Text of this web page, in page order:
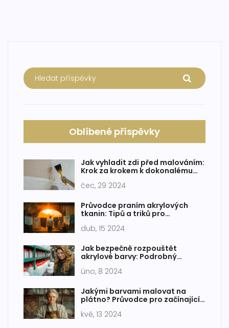
Oblíbené příspěvky
Jak vyhladit zdi před malováním:
Krok za krokem k dokonalému
čec, 29 2024
Průvodce praním akrylových
tkanin: Tipů a triků pro
dub, 15 2024
Jak bezpečně rozpouštět
akrylové barvy: Podrobný
úno, 8 2024
Jakými barvami malovat na
plátno? Průvodce pro začínající
kvě, 13 2024